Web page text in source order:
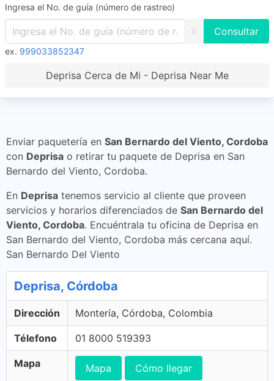
Ingresa el No. de guía (número de rastreo)
X
ex. 999033852347
Deprisa Cerca de Mi - Deprisa Near Me
Enviar paquetería en San Bernardo del Viento, Cordoba
con Deprisa o retirar tu paquete de Deprisa en San
Bernardo del Viento, Cordoba.
En Deprisa tenemos servicio al cliente que proveen
servicios y horarios diferenciados de San Bernardo del
Viento, Cordoba. Encuéntrala tu oficina de Deprisa en
San Bernardo del Viento, Cordoba más cercana aquí.
San Bernardo Del Viento
Deprisa, Córdoba
Dirección Montería, Córdoba, Colombia
Télefono 01 8000 519393
Mapa Mapa Cómo llegar